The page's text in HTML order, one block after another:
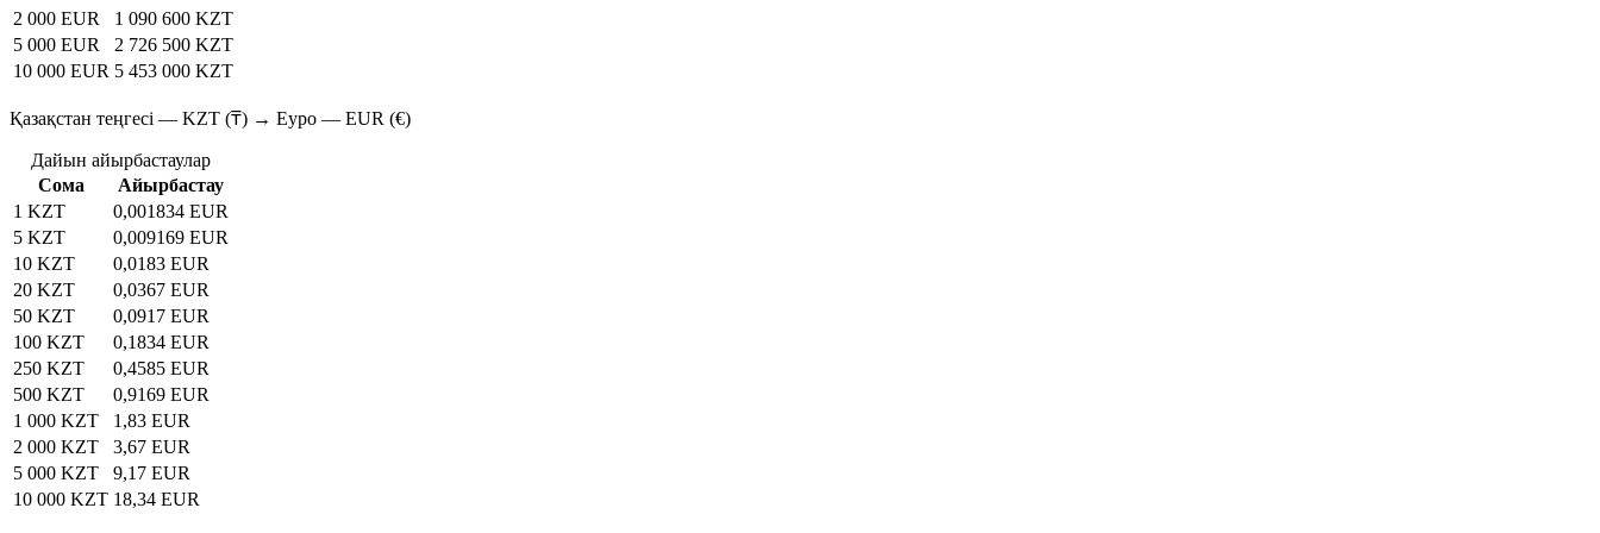
2 000 EUR
1 090 600 KZT
5 000 EUR
2 726 500 KZT
10 000 EUR 5 453 000 KZT
Қазақстан теңгесі — KZT (₸) → Еуро — EUR (€)
Дайын айырбастаулар
Сома
Айырбастау
1 KZT
0,001834 EUR
5 KZT
0,009169 EUR
10 KZT
0,0183 EUR
20 KZT
0,0367 EUR
50 KZT
0,0917 EUR
100 KZT
0,1834 EUR
250 KZT
0,4585 EUR
500 KZT
0,9169 EUR
1 000 KZT
1,83 EUR
2 000 KZT
3,67 EUR
5 000 KZT
9,17 EUR
10 000 KZT 18,34 EUR